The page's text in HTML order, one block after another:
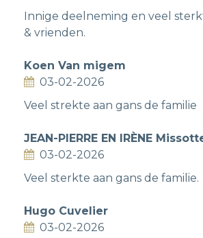
Innige deelneming en veel
& vrienden.
Koen Van migem
03-02-2026
Veel strekte aan gans de familie
JEAN-PIERRE EN IRÈNE
03-02-2026
Veel sterkte aan gans de familie.
Hugo Cuvelier
03-02-2026